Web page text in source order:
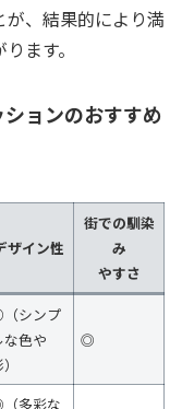
、結果的により満
ます。
ションのおすすめ
ザイン性
街での馴染
み
やすさ
シンプ
な色や
◎
多彩な